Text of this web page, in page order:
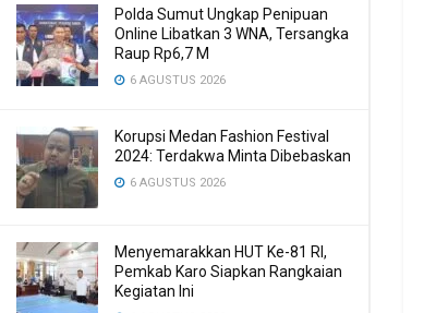
Polda Sumut Ungkap Penipuan
Online Libatkan 3 WNA, Tersangka
Raup Rp6,7 M
6 AGUSTUS 2026
Korupsi Medan Fashion Festival
2024: Terdakwa Minta Dibebaskan
6 AGUSTUS 2026
Menyemarakkan HUT Ke-81 RI,
Pemkab Karo Siapkan Rangkaian
Kegiatan Ini